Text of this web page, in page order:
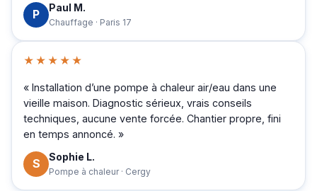
P Paul M.
Chauffage · Paris 17
★★★★★
« Installation d’une pompe à chaleur air/eau dans une
vieille maison. Diagnostic sérieux, vrais conseils
techniques, aucune vente forcée. Chantier propre, fini
en temps annoncé. »
S Sophie L.
Pompe à chaleur · Cergy